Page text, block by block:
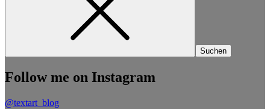
Follow me on Instagram
@textart_blog